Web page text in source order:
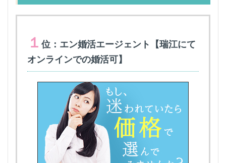
１ 位：エン婚活エージェント【瑞江にて
オンラインでの婚活可】